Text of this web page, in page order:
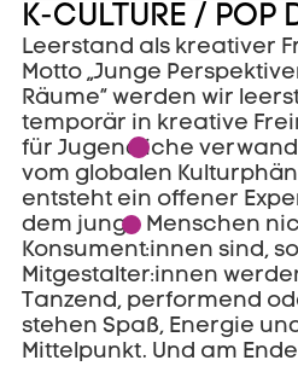
K-CULTURE / POP
Leerstand als kreativer
Motto „Junge
Räume“ werden wir
temporär in kreative
für Jugendliche
vom globalen
entsteht ein offener
dem junge Menschen
Konsument:innen sind,
Mitgestalter:innen
Tanzend, performend
stehen Spaß, Energie
Mittelpunkt. Und am